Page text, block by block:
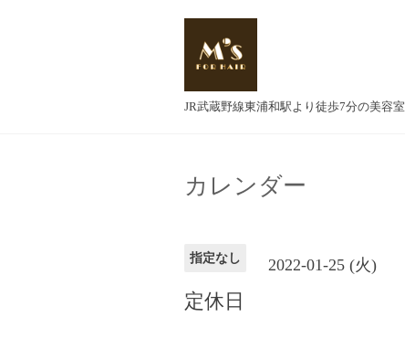
JR武蔵野線東浦和駅より徒歩7分の美容室
カレンダー
指定なし 2022-01-25 (火)
定休日